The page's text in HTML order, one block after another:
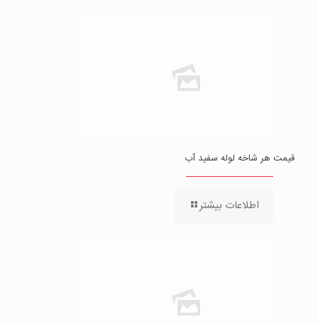
قیمت هر شاخه لوله سفید آب
اطلاعات بیشتر